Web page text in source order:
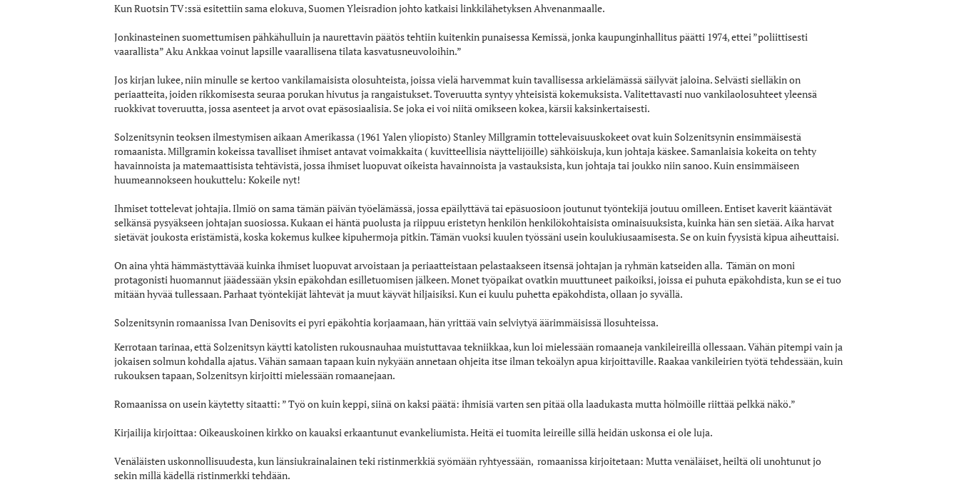
Kun Ruotsin TV:ssä esitettiin sama elokuva, Suomen Yleisradion johto katkaisi linkkilähetyksen Ahvenanmaalle.
Jonkinasteinen suomettumisen pähkähulluin ja naurettavin päätös tehtiin kuitenkin punaisessa Kemissä, jonka kaupunginhallitus päätti 1974, ettei ”poliittisesti
vaarallista” Aku Ankkaa voinut lapsille vaarallisena tilata kasvatusneuvoloihin.”
Jos kirjan lukee, niin minulle se kertoo vankilamaisista olosuhteista, joissa vielä harvemmat kuin tavallisessa arkielämässä säilyvät jaloina. Selvästi sielläkin on
periaatteita, joiden rikkomisesta seuraa porukan hivutus ja rangaistukset. Toveruutta syntyy yhteisistä kokemuksista. Valitettavasti nuo vankilaolosuhteet yleensä
ruokkivat toveruutta, jossa asenteet ja arvot ovat epäsosiaalisia. Se joka ei voi niitä omikseen kokea, kärsii kaksinkertaisesti.
Solzenitsynin teoksen ilmestymisen aikaan Amerikassa (1961 Yalen yliopisto) Stanley Millgramin tottelevaisuuskokeet ovat kuin Solzenitsynin ensimmäisestä
romaanista. Millgramin kokeissa tavalliset ihmiset antavat voimakkaita ( kuvitteellisia näyttelijöille) sähköiskuja, kun johtaja käskee. Samanlaisia kokeita on tehty
havainnoista ja matemaattisista tehtävistä, jossa ihmiset luopuvat oikeista havainnoista ja vastauksista, kun johtaja tai joukko niin sanoo. Kuin ensimmäiseen
huumeannokseen houkuttelu: Kokeile nyt!
Ihmiset tottelevat johtajia. Ilmiö on sama tämän päivän työelämässä, jossa epäilyttävä tai epäsuosioon joutunut työntekijä joutuu omilleen. Entiset kaverit kääntävät
selkänsä pysyäkseen johtajan suosiossa. Kukaan ei häntä puolusta ja riippuu eristetyn henkilön henkilökohtaisista ominaisuuksista, kuinka hän sen sietää. Aika harvat
sietävät joukosta eristämistä, koska kokemus kulkee kipuhermoja pitkin. Tämän vuoksi kuulen työssäni usein koulukiusaamisesta. Se on kuin fyysistä kipua aiheuttaisi.
On aina yhtä hämmästyttävää kuinka ihmiset luopuvat arvoistaan ja periaatteistaan pelastaakseen itsensä johtajan ja ryhmän katseiden alla. Tämän on moni
protagonisti huomannut jäädessään yksin epäkohdan esilletuomisen jälkeen. Monet työpaikat ovatkin muuttuneet paikoiksi, joissa ei puhuta epäkohdista, kun se ei tuo
mitään hyvää tullessaan. Parhaat työntekijät lähtevät ja muut käyvät hiljaisiksi. Kun ei kuulu puhetta epäkohdista, ollaan jo syvällä.
Solzenitsynin romaanissa Ivan Denisovits ei pyri epäkohtia korjaamaan, hän yrittää vain selviytyä äärimmäisissä llosuhteissa.
Kerrotaan tarinaa, että Solzenitsyn käytti katolisten rukousnauhaa muistuttavaa tekniikkaa, kun loi mielessään romaaneja vankileireillä ollessaan. Vähän pitempi vain ja
jokaisen solmun kohdalla ajatus. Vähän samaan tapaan kuin nykyään annetaan ohjeita itse ilman tekoälyn apua kirjoittaville. Raakaa vankileirien työtä tehdessään, kuin
rukouksen tapaan, Solzenitsyn kirjoitti mielessään romaanejaan.
Romaanissa on usein käytetty sitaatti: ” Työ on kuin keppi, siinä on kaksi päätä: ihmisiä varten sen pitää olla laadukasta mutta hölmöille riittää pelkkä näkö.”
Kirjailija kirjoittaa: Oikeauskoinen kirkko on kauaksi erkaantunut evankeliumista. Heitä ei tuomita leireille sillä heidän uskonsa ei ole luja.
Venäläisten uskonnollisuudesta, kun länsiukrainalainen teki ristinmerkkiä syömään ryhtyessään, romaanissa kirjoitetaan: Mutta venäläiset, heiltä oli unohtunut jo
sekin millä kädellä ristinmerkki tehdään.